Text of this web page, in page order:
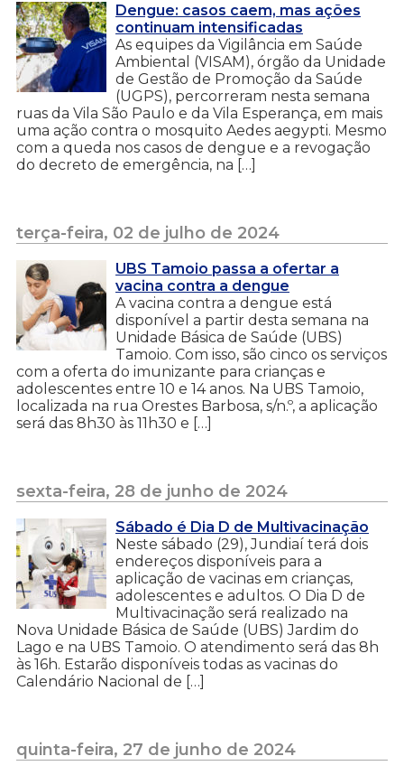
Dengue: casos caem, mas ações
continuam intensificadas
As equipes da Vigilância em Saúde
Ambiental (VISAM), órgão da Unidade
de Gestão de Promoção da Saúde
(UGPS), percorreram nesta semana
ruas da Vila São Paulo e da Vila Esperança, em mais
uma ação contra o mosquito Aedes aegypti. Mesmo
com a queda nos casos de dengue e a revogação
do decreto de emergência, na […]
terça-feira, 02 de julho de 2024
UBS Tamoio passa a ofertar a
vacina contra a dengue
A vacina contra a dengue está
disponível a partir desta semana na
Unidade Básica de Saúde (UBS)
Tamoio. Com isso, são cinco os serviços
com a oferta do imunizante para crianças e
adolescentes entre 10 e 14 anos. Na UBS Tamoio,
localizada na rua Orestes Barbosa, s/n.º, a aplicação
será das 8h30 às 11h30 e […]
sexta-feira, 28 de junho de 2024
Sábado é Dia D de Multivacinação
Neste sábado (29), Jundiaí terá dois
endereços disponíveis para a
aplicação de vacinas em crianças,
adolescentes e adultos. O Dia D de
Multivacinação será realizado na
Nova Unidade Básica de Saúde (UBS) Jardim do
Lago e na UBS Tamoio. O atendimento será das 8h
às 16h. Estarão disponíveis todas as vacinas do
Calendário Nacional de […]
quinta-feira, 27 de junho de 2024